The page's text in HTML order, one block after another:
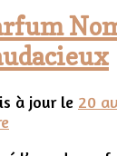
à jour le 20
sur